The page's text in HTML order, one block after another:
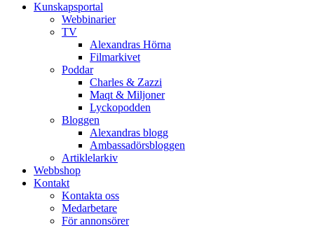
Kunskapsportal
Webbinarier
TV
Alexandras Hörna
Filmarkivet
Poddar
Charles & Zazzi
Maqt & Miljoner
Lyckopodden
Bloggen
Alexandras blogg
Ambassadörsbloggen
Artiklelarkiv
Webbshop
Kontakt
Kontakta oss
Medarbetare
För annonsörer